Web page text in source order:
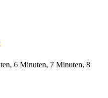
6 Minuten, 7 Minuten, 8